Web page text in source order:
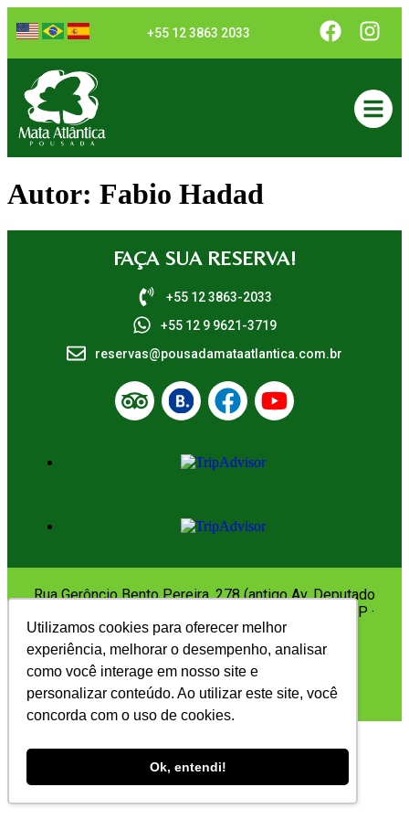
Utilizamos cookies para oferecer melhor
experiência, melhorar o desempenho, analisar
como você interage em nosso site e
personalizar conteúdo. Ao utilizar este site, você
concorda com o uso de cookies.
Ok, entendi!
+55 12 3863 2033
Autor: Fabio Hadad
FAÇA SUA RESERVA!
+55 12 3863-2033
+55 12 9 9621-3719
reservas@pousadamataatlantica.com.br
Rua Gerôncio Bento Pereira, 278 (antigo Av. Deputado
Dagoberto Salles, 278) Juqueí – São Sebastião · SP ·
Brasil
©2024 – Todos os direitos reservados.